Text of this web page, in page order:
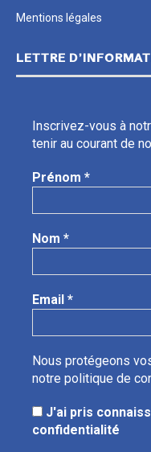
Mentions légales
LETTRE
Inscrivez-vous à
tenir au courant de
Prénom *
Nom *
Email *
Nous protégeons
notre politique de
J'ai pris
confidentialité